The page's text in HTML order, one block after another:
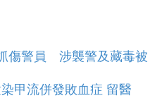
傷警員 涉襲警及藏毒被
甲流併發敗血症 留醫